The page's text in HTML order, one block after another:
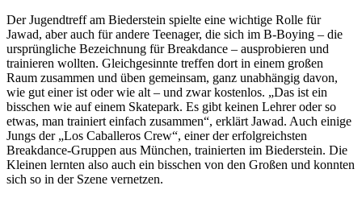
Der Jugendtreff am Biederstein spielte eine wichtige Rolle für
Jawad, aber auch für andere Teenager, die sich im B-Boying – die
ursprüngliche Bezeichnung für Breakdance – ausprobieren und
trainieren wollten. Gleichgesinnte treffen dort in einem großen
Raum zusammen und üben gemeinsam, ganz unabhängig davon,
wie gut einer ist oder wie alt – und zwar kostenlos. „Das ist ein
bisschen wie auf einem Skatepark. Es gibt keinen Lehrer oder so
etwas, man trainiert einfach zusammen“, erklärt Jawad. Auch einige
Jungs der „Los Caballeros Crew“, einer der erfolgreichsten
Breakdance-Gruppen aus München, trainierten im Biederstein. Die
Kleinen lernten also auch ein bisschen von den Großen und konnten
sich so in der Szene vernetzen.